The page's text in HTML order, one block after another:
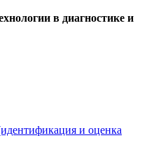
в диагностике и
и оценка